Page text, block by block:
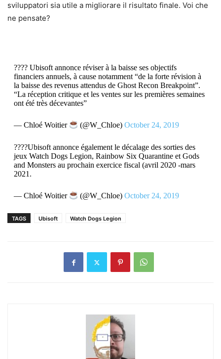
sviluppatori sia utile a migliorare il risultato finale. Voi che
ne pensate?
???? Ubisoft annonce réviser à la baisse ses objectifs
financiers annuels, à cause notamment “de la forte révision à
la baisse des revenus attendus de Ghost Recon Breakpoint”.
“La réception critique et les ventes sur les premières semaines
ont été très décevantes”
— Chloé Woitier (@W_Chloe) October 24, 2019
????Ubisoft annonce également le décalage des sorties des
jeux Watch Dogs Legion, Rainbow Six Quarantine et Gods
and Monsters au prochain exercice fiscal (avril 2020 -mars
2021.
— Chloé Woitier (@W_Chloe) October 24, 2019
TAGS Ubisoft Watch Dogs Legion